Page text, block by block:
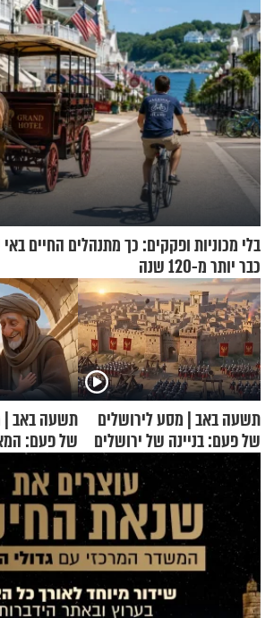
בלי מכוניות ופקקים: כך מתנהלים החיים
כבר יותר מ-120 שנה
תשעה באב | מסע לירושלים
של פעם: בניינה של ירושלים
תשעה באב |
של פעם: